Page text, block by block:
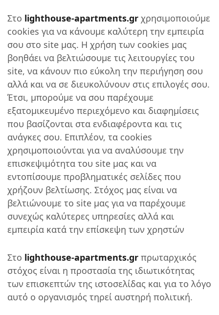
Στο lighthouse-apartments.gr χρησιμοποιούμε
cookies για να κάνουμε καλύτερη την εμπειρία
σου στο site μας. Η χρήση των cookies μας
βοηθάει να βελτιώσουμε τις λειτουργίες του
site, να κάνουν πιο εύκολη την περιήγηση σου
αλλά και να σε διευκολύνουν στις επιλογές σου.
Έτσι, μπορούμε να σου παρέχουμε
εξατομικευμένο περιεχόμενο και διαφημίσεις
που βασίζονται στα ενδιαφέροντα και τις
ανάγκες σου. Επιπλέον, τα cookies
χρησιμοποιούνται για να αναλύσουμε την
επισκεψιμότητα του site μας και να
εντοπίσουμε προβληματικές σελίδες που
χρήζουν βελτίωσης. Στόχος μας είναι να
βελτιώνουμε το site μας για να παρέχουμε
συνεχώς καλύτερες υπηρεσίες αλλά και
εμπειρία κατά την επίσκεψη των χρηστών
Στο lighthouse-apartments.gr πρωταρχικός
στόχος είναι η προστασία της ιδιωτικότητας
των επισκεπτών της ιστοσελίδας και για το λόγο
αυτό ο οργανισμός τηρεί αυστηρή πολιτική.